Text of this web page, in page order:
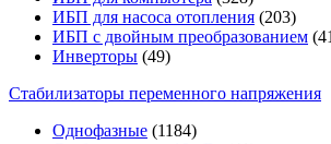
ИБП для насоса отопления (203)
ИБП с двойным преобразованием
Инверторы (49)
Стабилизаторы переменного напряжения
Однофазные (1184)